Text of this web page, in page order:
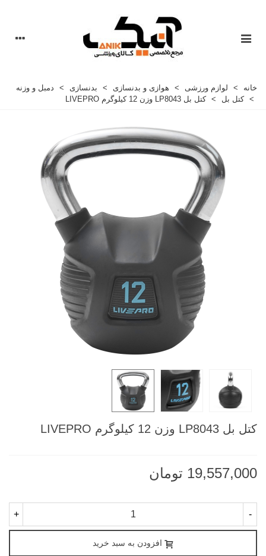
خانه > لوازم ورزشی > هوازی و بدنسازی > بدنسازی >
دمبل و وزنه
> کتل بل > کتل بل LP8043 وزن 12 کيلوگرم LIVEPRO
کتل بل LP8043 وزن 12 کيلوگرم LIVEPRO
19,557,000 تومان
-
+
افزودن به سبد خرید